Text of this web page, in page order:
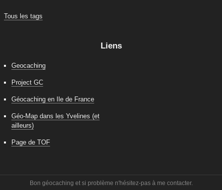
Tous les tags
Liens
Geocaching
Project GC
Géocaching en Ile de France
Géo-Map dans les Yvelines (et
ailleurs)
Page de TOF
Bon géocaching et si problème n'hésitez-pas à me contacter.